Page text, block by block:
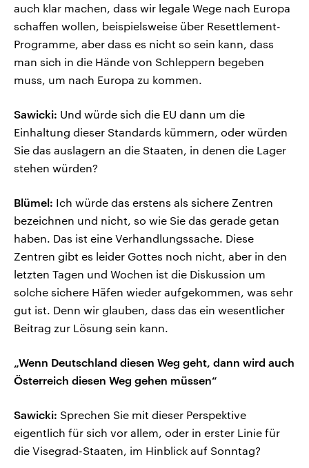
auch klar machen, dass wir legale Wege nach Europa
schaffen wollen, beispielsweise über Resettlement-
Programme, aber dass es nicht so sein kann, dass
man sich in die Hände von Schleppern begeben
muss, um nach Europa zu kommen.
Sawicki: Und würde sich die EU dann um die
Einhaltung dieser Standards kümmern, oder würden
Sie das auslagern an die Staaten, in denen die Lager
stehen würden?
Blümel: Ich würde das erstens als sichere Zentren
bezeichnen und nicht, so wie Sie das gerade getan
haben. Das ist eine Verhandlungssache. Diese
Zentren gibt es leider Gottes noch nicht, aber in den
letzten Tagen und Wochen ist die Diskussion um
solche sichere Häfen wieder aufgekommen, was sehr
gut ist. Denn wir glauben, dass das ein wesentlicher
Beitrag zur Lösung sein kann.
„Wenn Deutschland diesen Weg geht, dann wird auch
Österreich diesen Weg gehen müssen“
Sawicki: Sprechen Sie mit dieser Perspektive
eigentlich für sich vor allem, oder in erster Linie für
die Visegrad-Staaten, im Hinblick auf Sonntag?